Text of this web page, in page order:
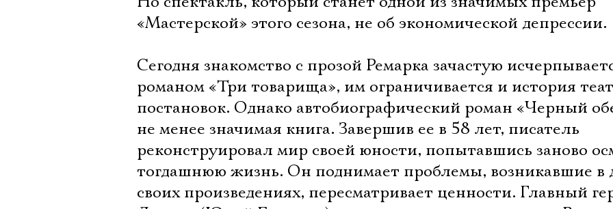
«Мастерской» этого сезона, не об экономической депрессии.
Сегодня знакомство с прозой Ремарка зачастую
романом «Три товарища», им ограничивается и история
постановок. Однако автобиографический роман «Черный
не менее значимая книга. Завершив ее в 58 лет, писатель
реконструировал мир своей юности, попытавшись заново
тогдашнюю жизнь. Он поднимает проблемы, возникавшие в
своих произведениях, пересматривает ценности. Главный